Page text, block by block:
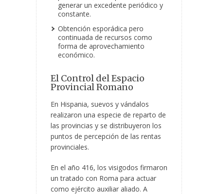
generar un excedente periódico y
constante.
Obtención esporádica pero
continuada de recursos como
forma de aprovechamiento
económico.
El Control del Espacio
Provincial Romano
En Hispania, suevos y vándalos
realizaron una especie de reparto de
las provincias y se distribuyeron los
puntos de percepción de las rentas
provinciales.
En el año 416, los visigodos firmaron
un tratado con Roma para actuar
como ejército auxiliar aliado. A